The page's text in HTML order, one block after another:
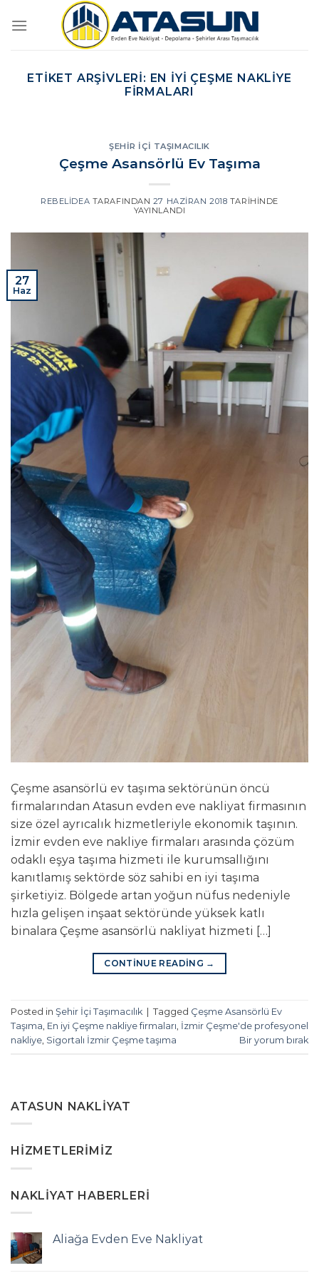
atla
ETIKET ARŞIVLERI: EN IYI ÇEŞME NAKLIYE
FIRMALARI
ŞEHIR İÇI TAŞIMACILIK
Çeşme Asansörlü Ev Taşıma
REBELIDEA TARAFINDAN 27 HAZIRAN 2018 TARIHINDE
YAYINLANDI
27
Haz
Çeşme asansörlü ev taşıma sektörünün öncü
firmalarından Atasun evden eve nakliyat firmasının
size özel ayrıcalık hizmetleriyle ekonomik taşının.
İzmir evden eve nakliye firmaları arasında çözüm
odaklı eşya taşıma hizmeti ile kurumsallığını
kanıtlamış sektörde söz sahibi en iyi taşıma
şirketiyiz. Bölgede artan yoğun nüfus nedeniyle
hızla gelişen inşaat sektöründe yüksek katlı
binalara Çeşme asansörlü nakliyat hizmeti […]
CONTINUE READING →
Posted in Şehir İçi Taşımacılık Tagged Çeşme Asansörlü Ev
Taşıma, En iyi Çeşme nakliye firmaları, İzmir Çeşme'de profesyonel
nakliye, Sigortalı İzmir Çeşme taşıma Bir yorum bırak
ATASUN NAKLIYAT
HIZMETLERIMIZ
NAKLIYAT HABERLERI
Aliağa Evden Eve Nakliyat